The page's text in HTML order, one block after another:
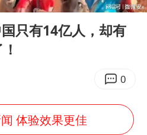
强回应首次提名百花影帝
泰国校园枪击事件已致8死30余伤
斌获《歌手2026》歌王
只有14亿人，却有
0
体验效果更佳